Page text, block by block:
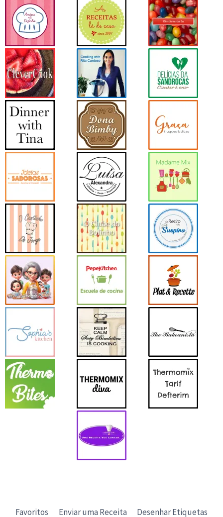
Favoritos Enviar uma Receita Desenhar Etiquetas